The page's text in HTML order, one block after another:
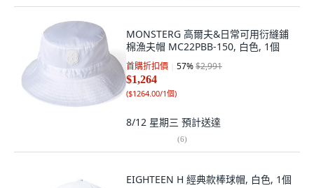
MONSTERG 高爾夫&日常可用衍縫鋪
棉漁夫帽 MC22PBB-150, 白色, 1個
首購折扣價 57%$2,991
$1,264
($1264.00/1個)
8/12 星期三 預計送達
(6)
EIGHTEEN H 經典款棒球帽, 白色, 1個